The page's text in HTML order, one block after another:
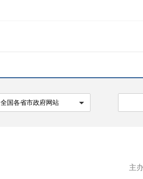
全国各省市政府网站
主